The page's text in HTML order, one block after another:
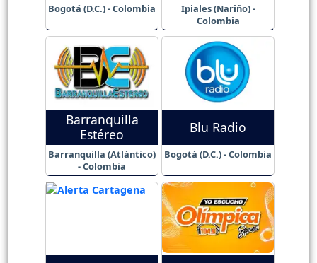
Bogotá (D.C.) - Colombia
Ipiales (Nariño) -
Colombia
Barranquilla
Estéreo
Barranquilla (Atlántico)
- Colombia
Blu Radio
Bogotá (D.C.) - Colombia